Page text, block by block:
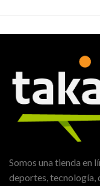
Somos una tienda en
deportes, tecnología,